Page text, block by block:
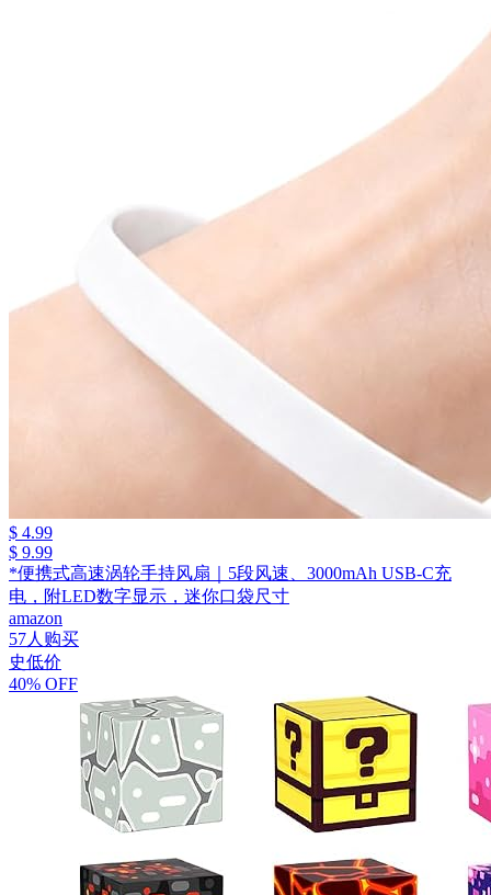
$ 4.99
$ 9.99
*便携式高速涡轮手持风扇｜5段风速、3000mAh USB-C充
电，附LED数字显示，迷你口袋尺寸
amazon
57人购买
史低价
40% OFF